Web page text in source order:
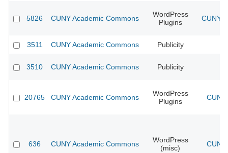
5826 CUNY Academic Commons
WordPress
Plugins
CUNY
3511 CUNY Academic Commons Publicity
3510 CUNY Academic Commons Publicity
20765 CUNY Academic Commons
WordPress
Plugins
636 CUNY Academic Commons
WordPress
(misc)